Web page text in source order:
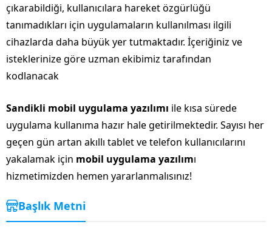
çıkarabildiği, kullanıcılara hareket özgürlüğü
tanımadıkları için uygulamaların kullanılması ilgili
cihazlarda daha büyük yer tutmaktadır. İçeriğiniz ve
isteklerinize göre uzman ekibimiz tarafından
kodlanacak
Sandikli mobil uygulama yazılımı ile kısa sürede
uygulama kullanıma hazır hale getirilmektedir. Sayısı her
geçen gün artan akıllı tablet ve telefon kullanıcılarını
yakalamak için mobil uygulama yazılımı
hizmetimizden hemen yararlanmalısınız!
Başlık Metni